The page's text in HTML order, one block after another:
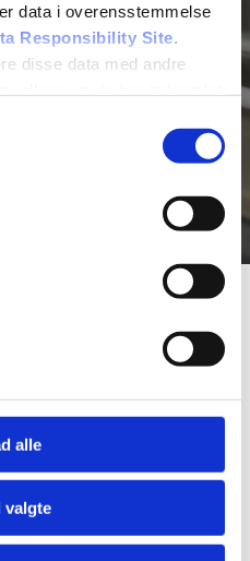
data i overensstemmelse
Responsibility Site.
disse data med andre
alle
valgte
hverdag
Hos Albertslund Smede-
til at hjælpe med tilpasset
opfylde dine behov. Som
erhverv og